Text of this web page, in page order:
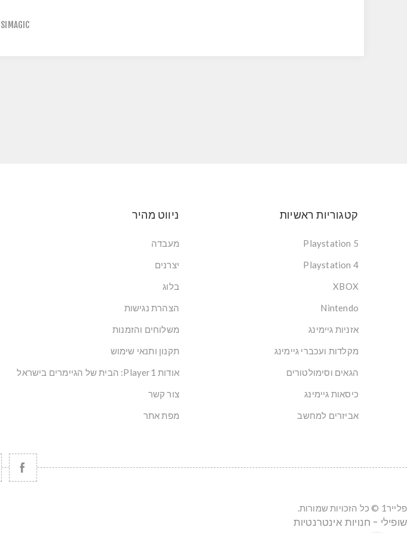
SIMAGIC
קטגוריות ראשיות
Playstation 5
Playstation 4
XBOX
Nintendo
אזניות גיימינג
מקלדות ועכברי גיימינג
הגאים וסימולטורים
כיסאות גיימינג
אביזרים למחשב
ניווט מהיר
מעבדה
יצרנים
בלוג
הצהרת נגישות
משלוחים והזמנות
תקנון ותנאי שימוש
אודות Player1: הבית של הגיימרים בישראל
צור קשר
מפת אתר
פלייר1 © כל הזכויות שמורות.
שופילי - חנויות אינטרנטיות